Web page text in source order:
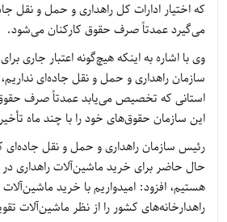
که اختیار ادارات کل راهداری و حمل و نقل
می‌گیرد عمدتاً صرف حقوق کارکنان می‌شود.
وی با اشاره به اینکه هیچ‌گونه اعتبار جاری
سازمان راهداری و حمل و نقل جاده‌ای
استانی که تخصیص می‌یابد عمدتاً صرف
این سازمان حقوق‌های خود را با چند ماه
رئیس سازمان راهداری و حمل و نقل جاده‌ای
حال حاضر برای خرید ماشین‌آلات راهداری در
هستیم، افزود: امیدواریم با خرید ماشین‌آلات
راهدارخانه‌های کشور را از نظر ماشین‌آلات